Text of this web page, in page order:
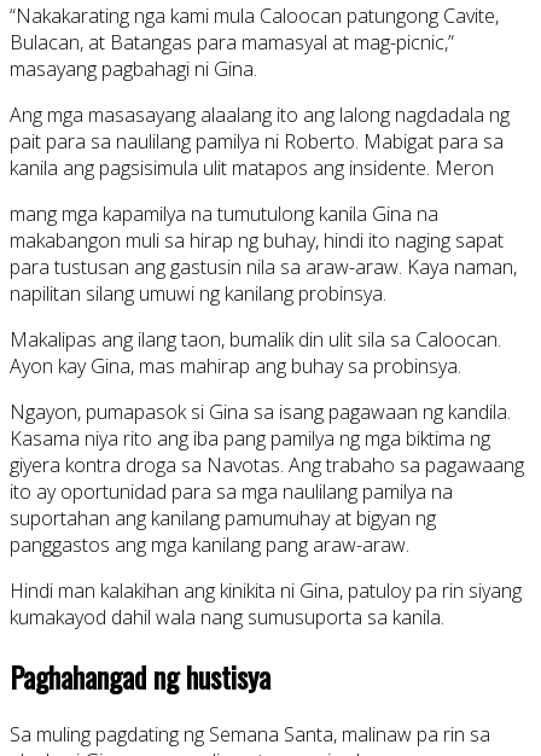
“Nakakarating nga kami mula Caloocan patungong Cavite,
Bulacan, at Batangas para mamasyal at mag-picnic,”
masayang pagbahagi ni Gina.
Ang mga masasayang alaalang ito ang lalong nagdadala ng
pait para sa naulilang pamilya ni Roberto. Mabigat para sa
kanila ang pagsisimula ulit matapos ang insidente. Meron
mang mga kapamilya na tumutulong kanila Gina na
makabangon muli sa hirap ng buhay, hindi ito naging sapat
para tustusan ang gastusin nila sa araw-araw. Kaya naman,
napilitan silang umuwi ng kanilang probinsya.
Makalipas ang ilang taon, bumalik din ulit sila sa Caloocan.
Ayon kay Gina, mas mahirap ang buhay sa probinsya.
Ngayon, pumapasok si Gina sa isang pagawaan ng kandila.
Kasama niya rito ang iba pang pamilya ng mga biktima ng
giyera kontra droga sa Navotas. Ang trabaho sa pagawaang
ito ay oportunidad para sa mga naulilang pamilya na
suportahan ang kanilang pamumuhay at bigyan ng
panggastos ang mga kanilang pang araw-araw.
Hindi man kalakihan ang kinikita ni Gina, patuloy pa rin siyang
kumakayod dahil wala nang sumusuporta sa kanila.
Paghahangad ng hustisya
Sa muling pagdating ng Semana Santa, malinaw pa rin sa